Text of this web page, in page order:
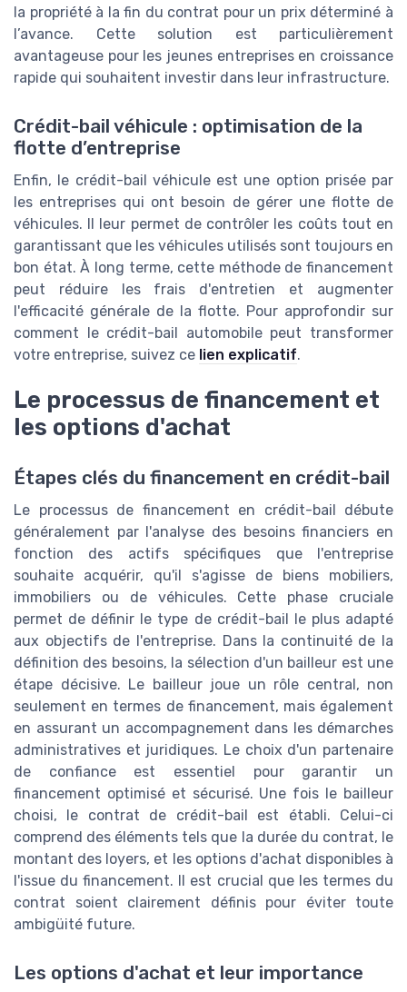
la propriété à la fin du contrat pour un prix déterminé à
l’avance. Cette solution est particulièrement
avantageuse pour les jeunes entreprises en croissance
rapide qui souhaitent investir dans leur infrastructure.
Crédit-bail véhicule : optimisation de la
flotte d’entreprise
Enfin, le crédit-bail véhicule est une option prisée par
les entreprises qui ont besoin de gérer une flotte de
véhicules. Il leur permet de contrôler les coûts tout en
garantissant que les véhicules utilisés sont toujours en
bon état. À long terme, cette méthode de financement
peut réduire les frais d'entretien et augmenter
l'efficacité générale de la flotte. Pour approfondir sur
comment le crédit-bail automobile peut transformer
votre entreprise, suivez ce lien explicatif.
Le processus de financement et
les options d'achat
Étapes clés du financement en crédit-bail
Le processus de financement en crédit-bail débute
généralement par l'analyse des besoins financiers en
fonction des actifs spécifiques que l'entreprise
souhaite acquérir, qu'il s'agisse de biens mobiliers,
immobiliers ou de véhicules. Cette phase cruciale
permet de définir le type de crédit-bail le plus adapté
aux objectifs de l'entreprise. Dans la continuité de la
définition des besoins, la sélection d'un bailleur est une
étape décisive. Le bailleur joue un rôle central, non
seulement en termes de financement, mais également
en assurant un accompagnement dans les démarches
administratives et juridiques. Le choix d'un partenaire
de confiance est essentiel pour garantir un
financement optimisé et sécurisé. Une fois le bailleur
choisi, le contrat de crédit-bail est établi. Celui-ci
comprend des éléments tels que la durée du contrat, le
montant des loyers, et les options d'achat disponibles à
l'issue du financement. Il est crucial que les termes du
contrat soient clairement définis pour éviter toute
ambigüité future.
Les options d'achat et leur importance